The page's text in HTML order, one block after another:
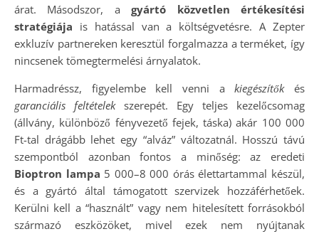
árat. Másodszor, agyártó közvetlen értékesítési
stratégiája is hatással van a költségvetésre. A Zepter
exkluzív partnereken keresztül forgalmazza a terméket, így
nincsenek tömegtermelési árnyalatok.
Harmadréssz, figyelembe kell venni akiegészítőkés
garanciális feltételekszerepét. Egy teljes kezelőcsomag
(állvány, különböző fényvezető fejek, táska) akár 100 000
Ft-tal drágább lehet egy “alváz” változatnál. Hosszú távú
szempontból azonban fontos a minőség: az eredeti
Bioptron lampa 5 000–8 000 órás élettartammal készül,
és a gyártó által támogatott szervizek hozzáférhetőek.
Kerülni kell a “használt” vagy nem hitelesített forrásokból
származó eszközöket, mivel ezek nem nyújtanak